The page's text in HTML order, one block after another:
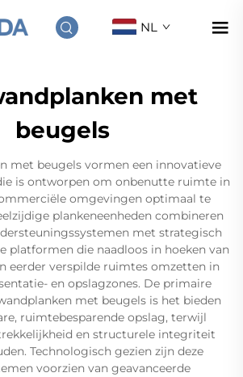
NL
met
beugels
met beugels vormen een innovatieve
is ontworpen om onbenutte ruimte in
omgevingen optimaal te
plankeneenheden combineren
met strategisch
platformen die naadloos in hoeken van
eerder verspilde ruimtes omzetten in
en opslagzones. De primaire
met beugels is het bieden
ruimtebesparende opslag, terwijl
en structurele integriteit
Technologisch gezien zijn deze
voorzien van geavanceerde